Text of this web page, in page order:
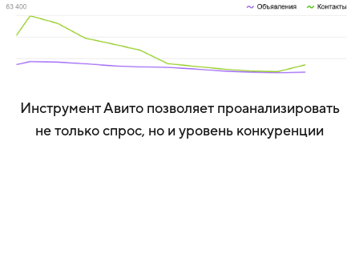
Инструмент Авито позволяет проанализировать
не только спрос, но и уровень конкуренции